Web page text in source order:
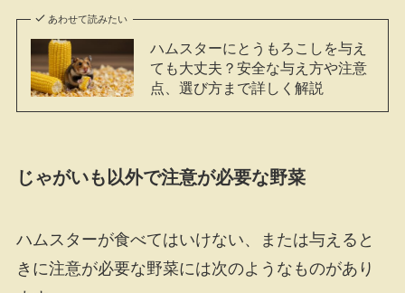
あわせて読みたい
ハムスターにとうもろこしを与え
ても大丈夫？安全な与え方や注意
点、選び方まで詳しく解説
じゃがいも以外で注意が必要な野菜
ハムスターが食べてはいけない、または与えると
きに注意が必要な野菜には次のようなものがあり